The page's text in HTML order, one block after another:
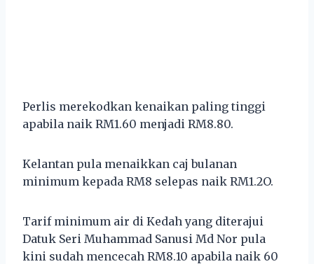
Perlis merekodkan kenaikan paling tinggi
apabila naik RM1.60 menjadi RM8.80.
Kelantan pula menaikkan caj bulanan
minimum kepada RM8 selepas naik RM1.2O.
Tarif minimum air di Kedah yang diterajui
Datuk Seri Muhammad Sanusi Md Nor pula
kini sudah mencecah RM8.10 apabila naik 60